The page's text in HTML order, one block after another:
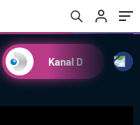
Kanal D